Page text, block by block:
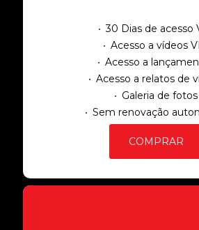
30 Dias de acesso
Acesso a vídeos
Acesso a
Acesso a relatos de
Galeria de fotos
Sem renovação
COMPRAR